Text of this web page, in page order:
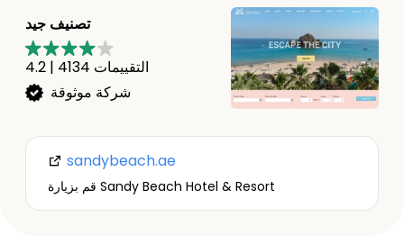
تصنيف جيد
4.2 | 4134 التقييمات
شركة موثوقة
sandybeach.ae
قم بزيارة Sandy Beach Hotel & Resort